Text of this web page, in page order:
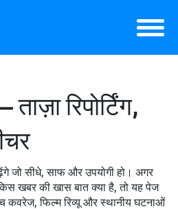
रिपोर्टिंग,
जो सीधे, साफ और उपयोगी हो। अगर
खबर की खास बात क्या है, तो यह पेज
कवरेज, फिल्म रिव्यू और स्थानीय घटनाओं